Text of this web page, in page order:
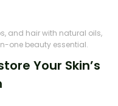
and hair with natural oils,
one beauty essential.
Your Skin’s